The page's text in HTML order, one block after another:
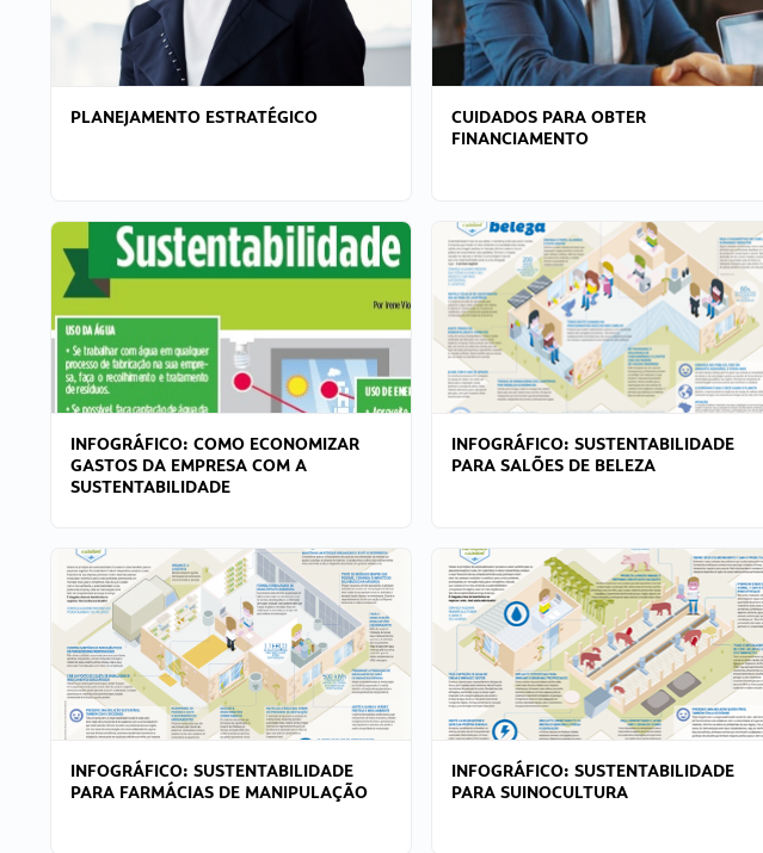
PLANEJAMENTO ESTRATÉGICO
CUIDADOS PARA OBTER
FINANCIAMENTO
INFOGRÁFICO: COMO ECONOMIZAR
GASTOS DA EMPRESA COM A
SUSTENTABILIDADE
INFOGRÁFICO: SUSTENTABILIDADE
PARA SALÕES DE BELEZA
INFOGRÁFICO: SUSTENTABILIDADE
PARA FARMÁCIAS DE MANIPULAÇÃO
INFOGRÁFICO: SUSTENTABILIDADE
PARA SUINOCULTURA